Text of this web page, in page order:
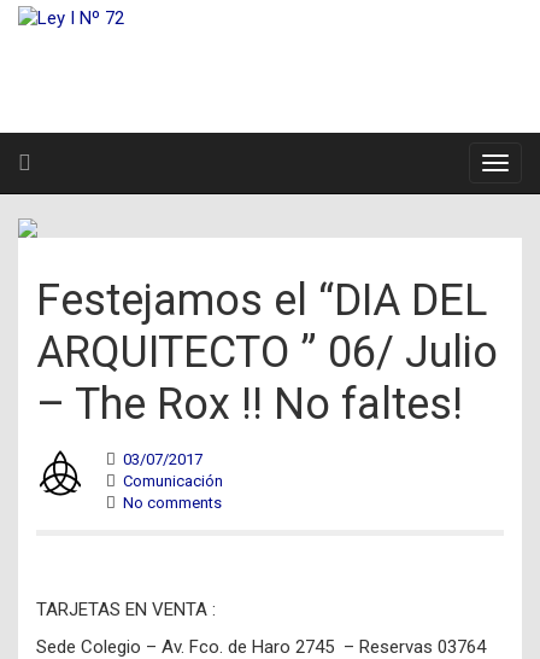
Festejamos el “DIA DEL
ARQUITECTO ” 06/ Julio
– The Rox !! No faltes!
03/07/2017
Comunicación
No comments
TARJETAS EN VENTA :
Sede Colegio – Av. Fco. de Haro 2745 – Reservas 03764